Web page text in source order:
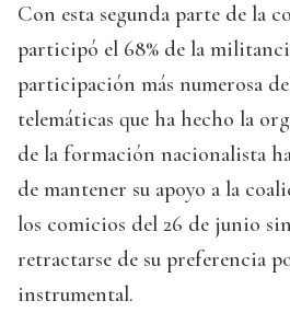
Con esta segunda parte de la
participó el 68% de la
participación más numerosa
telemáticas que ha hecho la
de la formación nacionalista
de mantener su apoyo a la
los comicios del 26 de junio
retractarse de su preferencia
instrumental.